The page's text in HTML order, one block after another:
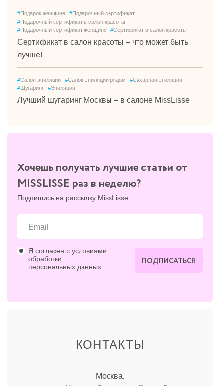
#Подарок женщине #Подарочный сертификат
#Подарочный сертификат в салон красоты
#Подарочный сертификат женщине #Сертификат в салон красоты
Сертификат в салон красоты – что может быть
лучше!
#Салон эпиляции #Салон эпиляции рядом #Сахарная эпиляция
#Шугаринг #Эпиляция
Лучший шугаринг Москвы – в салоне MissLisse
Хочешь получать лучшие статьи от
MISSLISSE раз в неделю?
Подпишись на рассылку MissLisse
Я согласен с условиями
обработки
персональных данных
ПОДПИСАТЬСЯ
КОНТАКТЫ
Москва,